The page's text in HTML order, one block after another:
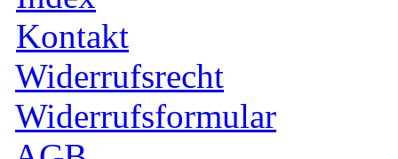
Kontakt
Widerrufsrecht
Widerrufsformular